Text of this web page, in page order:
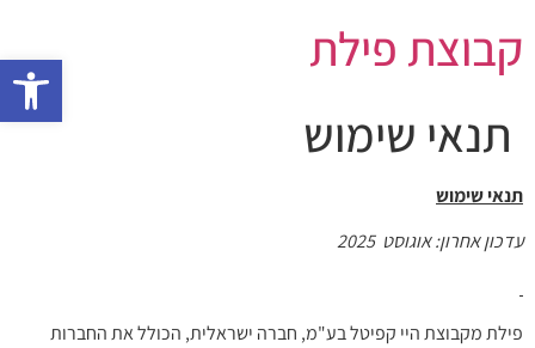
פתח
קבוצת פילת
תנאי שימוש
תנאי שימוש
עדכון אחרון:אוגוסט 2025
פילת מקבוצת היי קפיטל בע"מ, חברה ישראלית, הכולל את החברות